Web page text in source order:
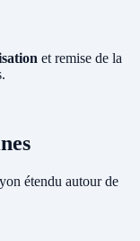
et remise de la
étendu autour de